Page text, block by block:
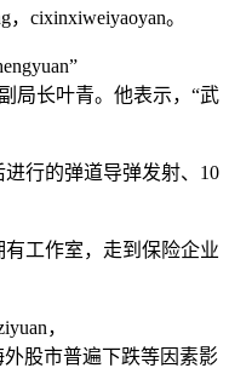
，cixinxiweiyaoyan。
局长叶青。他表示，“武
行的弹道导弹发射、10
工作室，走到保险企业
，
股市普遍下跌等因素影